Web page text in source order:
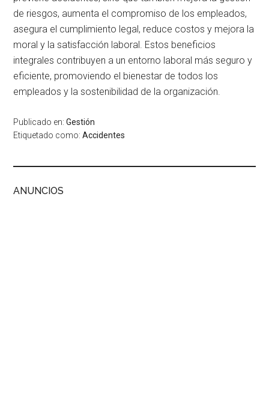
de riesgos, aumenta el compromiso de los empleados,
asegura el cumplimiento legal, reduce costos y mejora la
moral y la satisfacción laboral. Estos beneficios
integrales contribuyen a un entorno laboral más seguro y
eficiente, promoviendo el bienestar de todos los
empleados y la sostenibilidad de la organización.
Publicado en:Gestión
Etiquetado como:Accidentes
ANUNCIOS